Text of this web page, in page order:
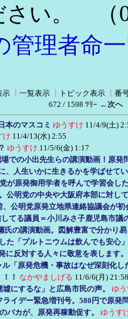
い。
（
管理者命
示 一覧表示 トピック表示
番
672 / 1598 ﾂﾘｰ ←次へ
本のマスコミ ゆうすけ 11/4/9(土)
け 11/4/13(水) 2:55
ゆうすけ 11/5/6(金) 1:17
での小出先生らの講演動画！原発
、人生いかに生きるかを学ばせて
が原発御用学者を呼んで学習会し
公明党の中央や大阪府本部に対し
、公明党原発立地県連絡協議会が初
てる議員＝小川みさ子鹿児島市議
の講演動画。図解豊富で分かり
た「プルトニウムは飲んでも安心
に反対する人々に敬意を表します。
「原発危機・事故はなぜ深刻化し
！ なかやましげる 11/6/6(月) 21:58
にするな」と広島市民の声。
ゆ
イデー緊急増刊号。580円で原発
バカが、原発再稼動促す。
ゆうす